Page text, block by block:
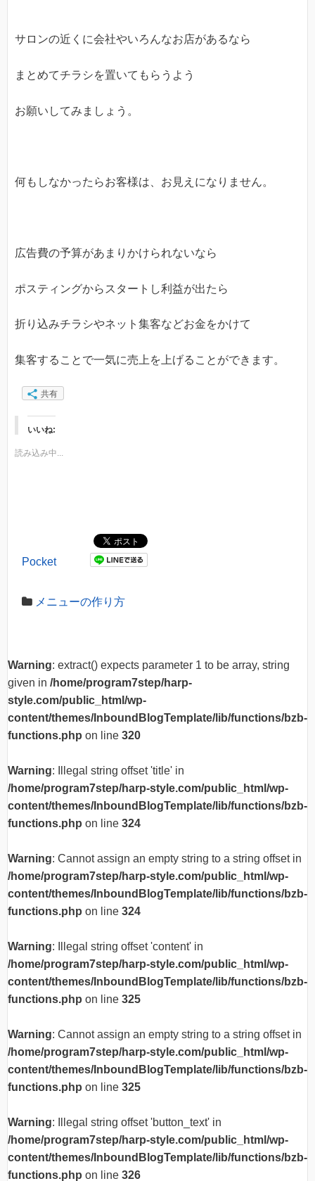
サロンの近くに会社やいろんなお店があるなら
まとめてチラシを置いてもらうよう
お願いしてみましょう。
何もしなかったらお客様は、お見えになりません。
広告費の予算があまりかけられないなら
ポスティングからスタートし利益が出たら
折り込みチラシやネット集客などお金をかけて
集客することで一気に売上を上げることができます。
共有
いいね:
読み込み中...
Pocket
メニューの作り方
Warning: extract() expects parameter 1 to be array, string
given in /home/program7step/harp-
style.com/public_html/wp-
content/themes/InboundBlogTemplate/lib/functions/bzb-
functions.php on line 320
Warning: Illegal string offset 'title' in
/home/program7step/harp-style.com/public_html/wp-
content/themes/InboundBlogTemplate/lib/functions/bzb-
functions.php on line 324
Warning: Cannot assign an empty string to a string offset in
/home/program7step/harp-style.com/public_html/wp-
content/themes/InboundBlogTemplate/lib/functions/bzb-
functions.php on line 324
Warning: Illegal string offset 'content' in
/home/program7step/harp-style.com/public_html/wp-
content/themes/InboundBlogTemplate/lib/functions/bzb-
functions.php on line 325
Warning: Cannot assign an empty string to a string offset in
/home/program7step/harp-style.com/public_html/wp-
content/themes/InboundBlogTemplate/lib/functions/bzb-
functions.php on line 325
Warning: Illegal string offset 'button_text' in
/home/program7step/harp-style.com/public_html/wp-
content/themes/InboundBlogTemplate/lib/functions/bzb-
functions.php on line 326